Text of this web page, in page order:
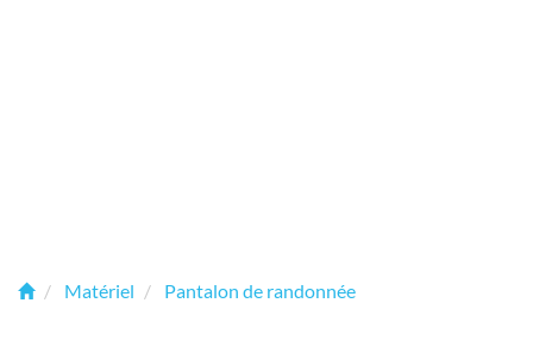
Matériel Pantalon de randonnée